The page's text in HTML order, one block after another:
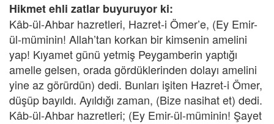
Hikmet ehli zatlar buyuruyor ki:
Kâb-ül-Ahbar hazretleri, Hazret-i Ömer’e, (Ey Emir-
ül-müminin! Allah’tan korkan bir kimsenin amelini
yap! Kıyamet günü yetmiş Peygamberin yaptığı
amelle gelsen, orada gördüklerinden dolayı amelini
yine az görürdün) dedi. Bunları işiten Hazret-i Ömer,
düşüp bayıldı. Ayıldığı zaman, (Bize nasihat et) dedi.
Kâb-ül-Ahbar hazretleri; (Ey Emir-ül-müminin! Şayet